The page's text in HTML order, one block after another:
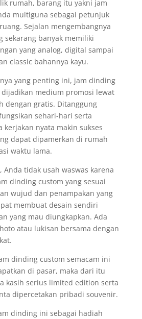
rumah, barang itu yakni jam
multiguna sebagai petunjuk
Sejalan mengembangnya
sekarang banyak memiliki
yang analog, digital sampai
classic bahannya kayu.
yang penting ini, jam dinding
medium promosi lewat
dengan gratis. Ditanggung
sehari-hari serta
kerjakan nyata makin sukses
dapat dipamerkan di rumah
waktu lama.
Anda tidak usah waswas karena
dinding custom yang sesuai
wujud dan penampakan yang
membuat desain sendiri
yang mau diungkapkan. Ada
atau lukisan bersama dengan
dinding custom semacam ini
di pasar, maka dari itu
kasih serius limited edition serta
dipercetakan pribadi souvenir.
dinding ini sebagai hadiah